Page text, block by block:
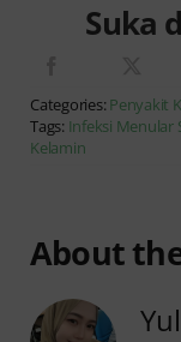
Suka
Categories: Penyakit
Tags: Infeksi Menular
Kelamin
About